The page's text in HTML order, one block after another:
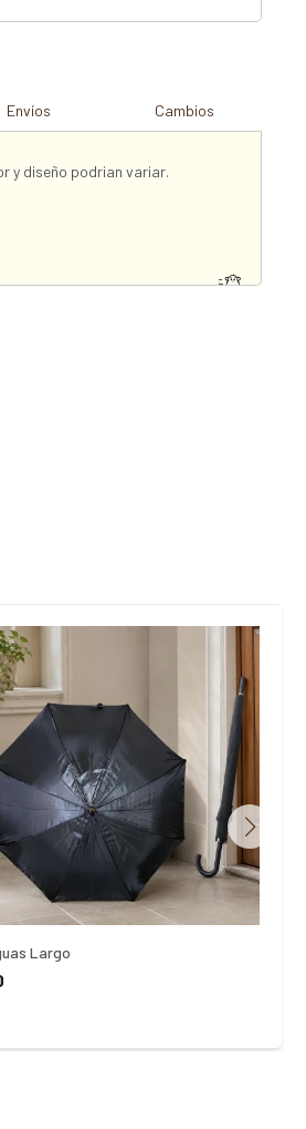
Envíos Cambios
y diseño podrian variar.
Largo